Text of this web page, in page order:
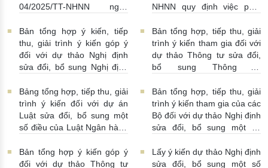
hiện cam kết quốc tế về trao
về thuế
22/07/2026 |
14:54:00
20/07/2026 | 09:32:00
04/2025/TT-NHNN ngày
định thời hạn lưu trữ hồ sơ,
tài liệu ngành Ngân hàng
16/07/2026 | 10:00:00
NHNN quy định việc phát
của Ngân hàng Nhà nước
16/07/2026 | 09:41:00
Bản tổng hợp ý kiến, tiếp
thu, giải trình ý kiến góp ý
đối với dự thảo Nghị định
sửa đổi, bổ sung Nghị định
13/07/2026 | 16:00:00
Bản tổng hợp, tiếp thu, giải
trình ý kiến tham gia đối với
dự thảo Thông tư sửa đổi,
bổ sung Thông tư
13/07/2026 | 02:19:00
Bảng tổng hợp, tiếp thu, giải
trình ý kiến đối với dự án
Luật sửa đổi, bổ sung một
số điều của Luật Ngân hàng
Phòng, chống rửa tiền và
Luật Các tổ chức tín dụng
Bản tổng hợp, tiếp thu, giải
trình ý kiến tham gia của các
Bộ đối với dự thảo Nghị định
sửa đổi, bổ sung một số
58/2021/NĐ-CP
07/07/2026
| 15:01:00
Bản tổng hợp ý kiến góp ý
đối với dự thảo Thông tư
Lấy ý kiến dự thảo Nghị định
sửa đổi, bổ sung một số